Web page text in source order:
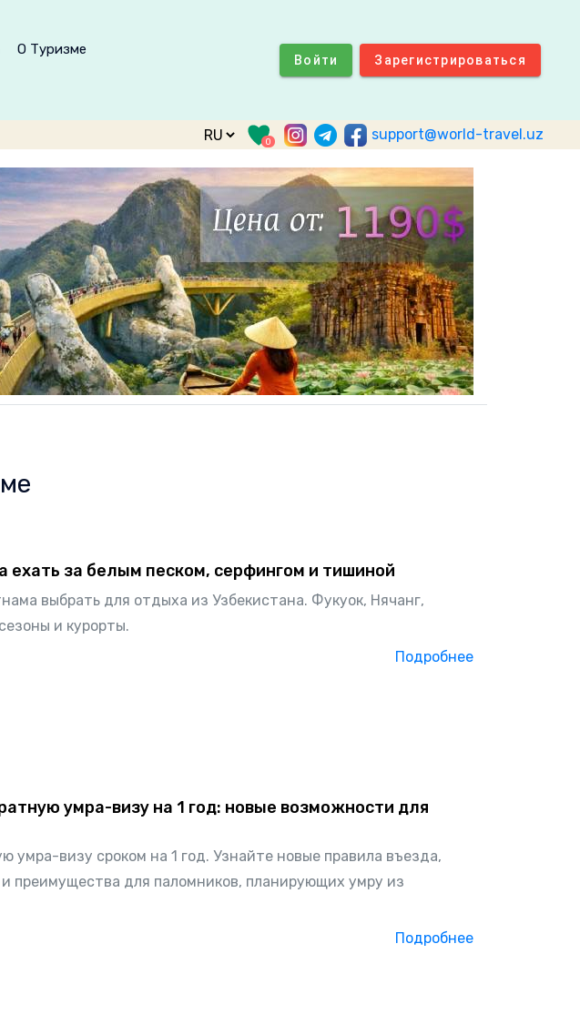
О Туризме
Войти Зарегистрироваться
0 support@world-travel.uz
ехать за белым песком, серфингом и тишиной
выбрать для отдыха из Узбекистана. Фукуок, Нячанг,
и курорты.
Подробнее
умра-визу на 1 год: новые возможности для
умра-визу сроком на 1 год. Узнайте новые правила въезда,
преимущества для паломников, планирующих умру из
Подробнее